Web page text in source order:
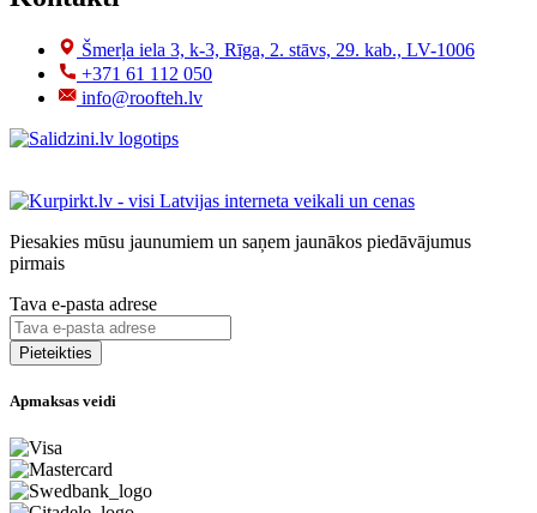
Šmerļa iela 3, k-3, Rīga, 2. stāvs, 29. kab., LV-1006
+371 61 112 050
info@roofteh.lv
Piesakies mūsu jaunumiem un saņem jaunākos piedāvājumus
pirmais
Tava e-pasta adrese
Apmaksas veidi